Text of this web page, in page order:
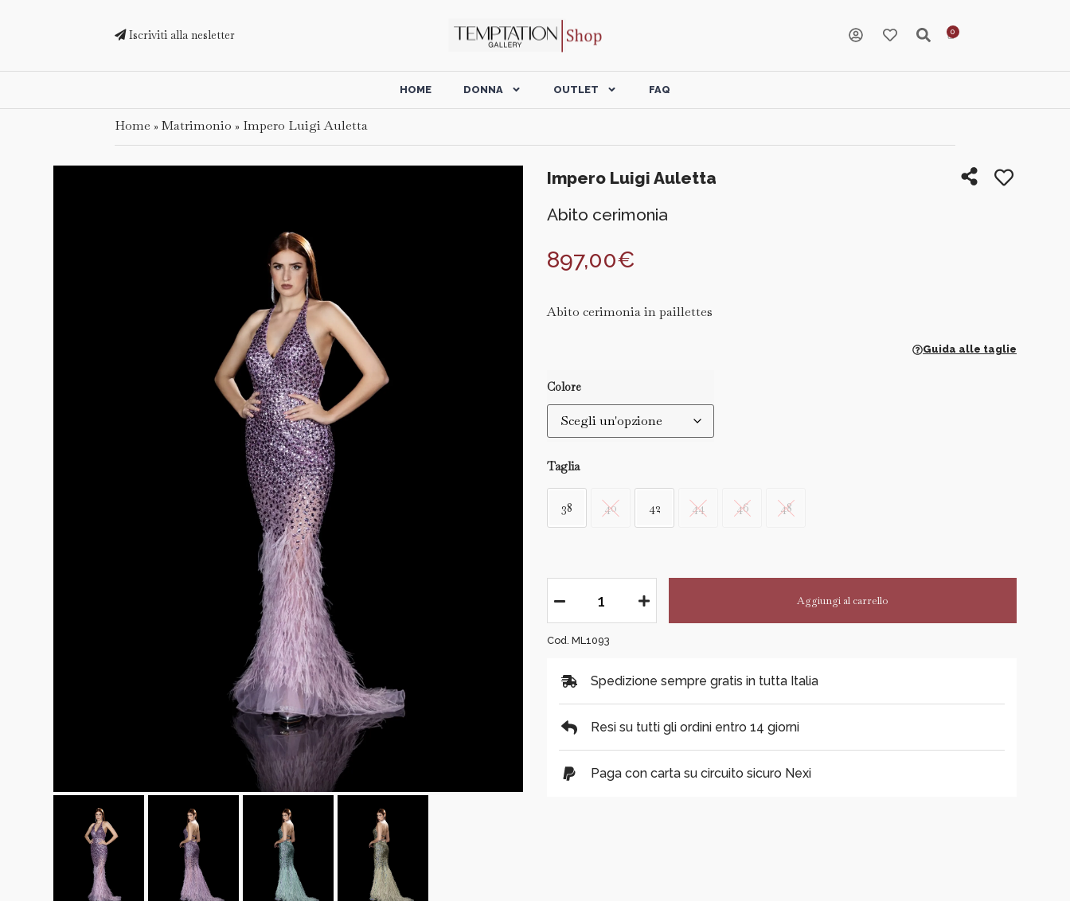
Iscriviti alla nesletter
HOME DONNA OUTLET FAQ
Home »Matrimonio » Impero Luigi Auletta
Impero Luigi Auletta
Abito cerimonia
897,00€
Abito cerimonia in paillettes
Guida alle taglie
Colore
Taglia
38 40 42 44 46 48
Aggiungi al carrello
Cod. ML1093
Spedizione sempre gratis in tutta Italia
Resi su tutti gli ordini entro 14 giorni
Paga con carta su circuito sicuro Nexi